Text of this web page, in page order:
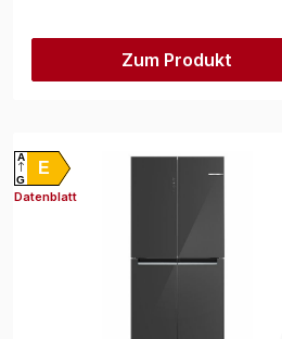
Zum Produkt
E
A
G
Datenblatt